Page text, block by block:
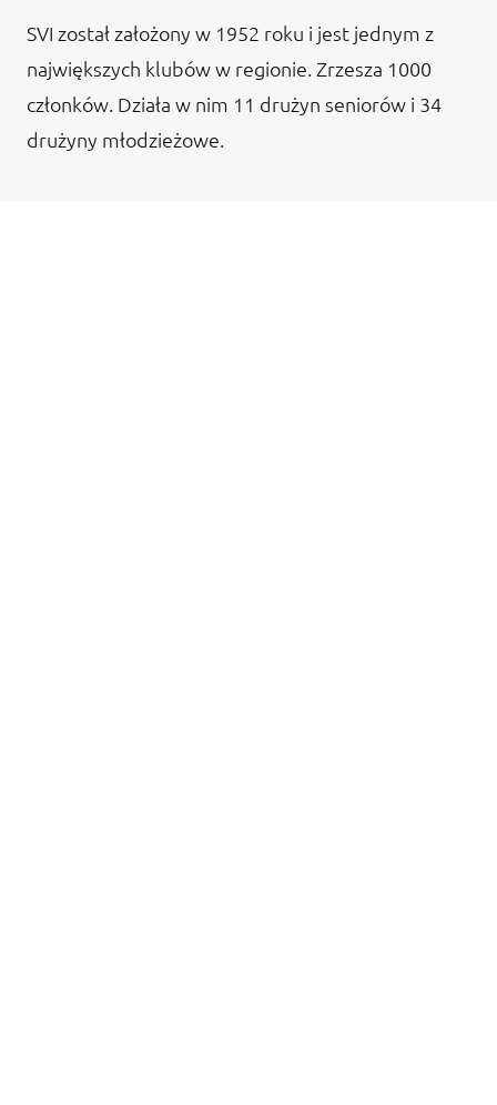
SVI został założony w 1952 roku i jest jednym z
największych klubów w regionie. Zrzesza 1000
członków. Działa w nim 11 drużyn seniorów i 34
drużyny młodzieżowe.